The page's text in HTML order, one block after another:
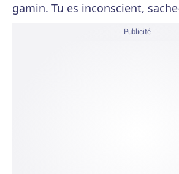
gamin. Tu es inconscient,
Publicité